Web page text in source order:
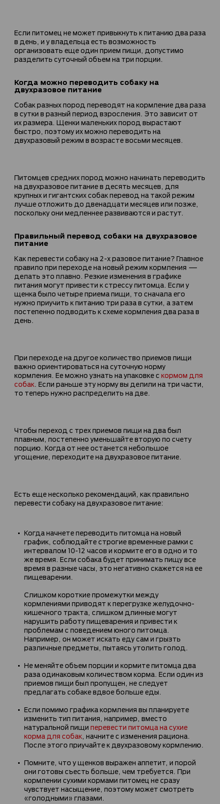
Если питомец не может привыкнуть к питанию два раза
в день, и у владельца есть возможность
организовать еще один прием пищи, допустимо
разделить суточный объем на три порции.
Когда можно переводить собаку на
двухразовое питание
Собак разных пород переводят на кормление два раза
в сутки в разный период взросления. Это зависит от
их размера. Щенки маленьких пород вырастают
быстро, поэтому их можно переводить на
двухразовый режим в возрасте восьми месяцев.
Питомцев средних пород можно начинать переводить
на двухразовое питание в десять месяцев, для
крупных и гигантских собак перевод на такой режим
лучше отложить до двенадцати месяцев или позже,
поскольку они медленнее развиваются и растут.
Правильный перевод собаки на двухразовое
питание
Как перевести собаку на 2-х разовое питание? Главное
правило при переходе на новый режим кормления —
делать это плавно. Резкие изменения в графике
питания могут привести к стрессу питомца. Если у
щенка было четыре приема пищи, то сначала его
нужно приучить к питанию три раза в сутки, а затем
постепенно подводить к схеме кормления два раза в
день.
При переходе на другое количество приемов пищи
важно ориентироваться на суточную норму
кормления. Ее можно узнать на упаковке с кормом для
собак . Если раньше эту норму вы делили на три части,
то теперь нужно распределить на две.
Чтобы переход с трех приемов пищи на два был
плавным, постепенно уменьшайте вторую по счету
порцию. Когда от нее останется небольшое
угощение, переходите на двухразовое питание.
Есть еще несколько рекомендаций, как правильно
перевести собаку на двухразовое питание:
Когда начнете переводить питомца на новый
график, соблюдайте строгие временные рамки с
интервалом 10-12 часов и кормите его в одно и то
же время. Если собака будет принимать пищу все
время в разные часы, это негативно скажется на ее
пищеварении.
Слишком короткие промежутки между
кормлениями приводят к перегрузке желудочно-
кишечного тракта, слишком длинные могут
нарушить работу пищеварения и привести к
проблемам с поведением юного питомца.
Например, он может искать еду сам и грызть
различные предметы, пытаясь утолить голод.
Не меняйте объем порции и кормите питомца два
раза одинаковым количеством корма. Если один из
приемов пищи был пропущен, не следует
предлагать собаке вдвое больше еды.
Если помимо графика кормления вы планируете
изменить тип питания, например, вместо
натуральной пищи перевести питомца на сухие
корма для собак , начните с изменения рациона.
После этого приучайте к двухразовому кормлению.
Помните, что у щенков выражен аппетит, и порой
они готовы съесть больше, чем требуется. При
кормлении сухими кормами питомец не сразу
чувствует насыщение, поэтому может смотреть
«голодными» глазами.